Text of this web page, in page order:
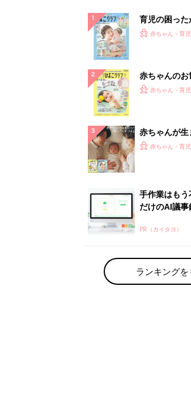
だけのAI議事
PR（カイタヨ）
ランキング
赤ちゃん・育児の
育児日記・マンガ